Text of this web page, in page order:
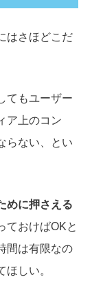
はさほどこだ
てもユーザー
ア上のコン
らない、とい
めに押さえる
ておけばOKと
間は有限なの
しい。